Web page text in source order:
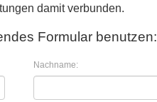
damit verbunden.
Formular benutzen:
Nachname: